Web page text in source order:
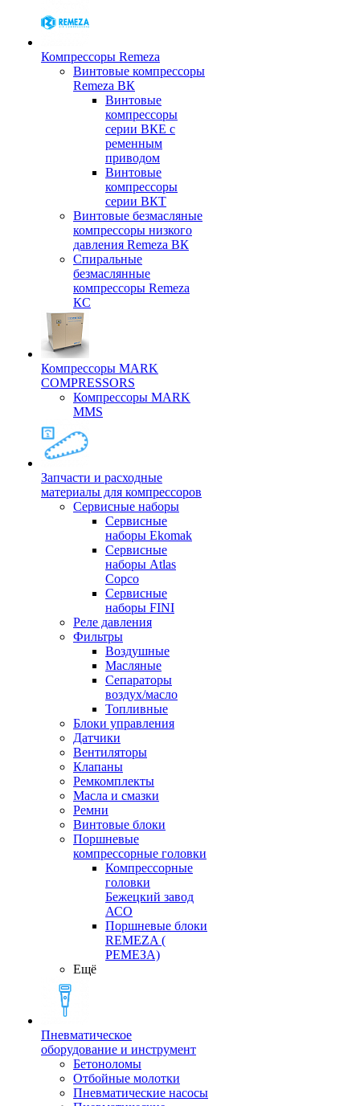
Компрессоры Remeza
Винтовые компрессоры
Remeza ВК
Винтовые
компрессоры
серии ВКЕ с
ременным
приводом
Винтовые
компрессоры
серии ВКТ
Винтовые безмасляные
компрессоры низкого
давления Remeza ВК
Спиральные
безмаслянные
компрессоры Remeza
КС
Компрессоры MARK
COMPRESSORS
Компрессоры MARK
MMS
Запчасти и расходные
материалы для компрессоров
Cервисные наборы
Сервисные
наборы Ekomak
Cервисные
наборы Atlas
Copco
Сервисные
наборы FINI
Реле давления
Фильтры
Воздушные
Масляные
Сепараторы
воздух/масло
Топливные
Блоки управления
Датчики
Вентиляторы
Клапаны
Ремкомплекты
Масла и смазки
Ремни
Винтовые блоки
Поршневые
компрессорные головки
Компрессорные
головки
Бежецкий завод
АСО
Поршневые блоки
REMEZA (
РЕМЕЗА)
Ещё
Пневматическое
оборудование и инструмент
Бетоноломы
Отбойные молотки
Пневматические насосы